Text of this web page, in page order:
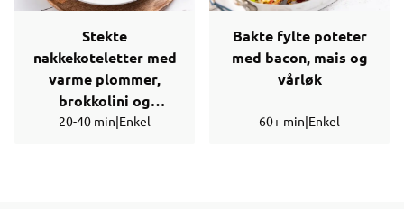
Stekte
nakkekoteletter med
varme plommer,
brokkolini og
ostesaus
20-40 min|Enkel
Bakte fylte poteter
med bacon, mais og
vårløk
60+ min|Enkel